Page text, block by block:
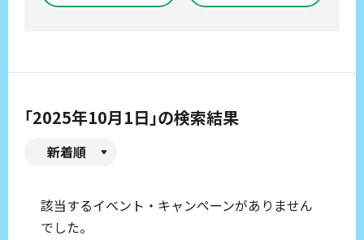
「2025年10月1日」の検索結果
新着順
該当するイベント・キャンペーンがありません
でした。